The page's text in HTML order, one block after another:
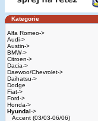
Kategorie
Alfa Romeo->
Audi->
Austin->
BMW->
Citroen->
Dacia->
Daewoo/Chevrolet->
Daihatsu->
Dodge
Fiat->
Ford->
Honda->
Hyundai->
Accent (03/03-06/06)